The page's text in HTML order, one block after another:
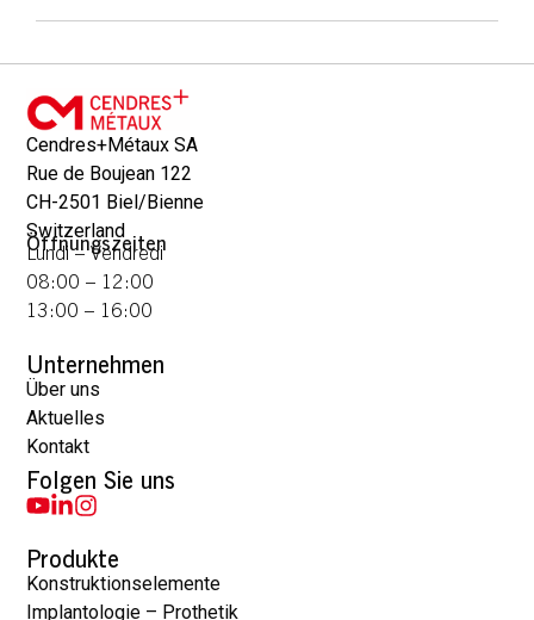
Cendres+Métaux SA
Rue de Boujean 122
CH-2501 Biel/Bienne
Switzerland
Öffnungszeiten
Lundi – Vendredi
08:00 – 12:00
13:00 – 16:00
Unternehmen
Über uns
Aktuelles
Kontakt
Folgen Sie uns
Produkte
Konstruktionselemente
Implantologie – Prothetik